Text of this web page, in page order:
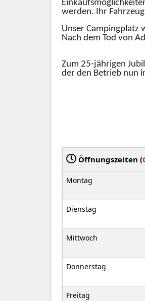
werden. Ihr
Unser Campingplatz
Nach dem Tod von
Zum 25-jährigen
der den Betrieb nun
Öffnungszeiten (
Montag
Dienstag
Mittwoch
Donnerstag
Freitag